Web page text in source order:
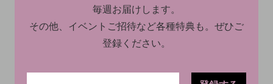
毎週お届けします。
その他、イベントご招待など各種特典も。ぜひご
登録ください。